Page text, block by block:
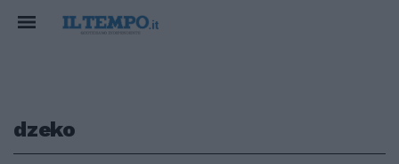
dzeko